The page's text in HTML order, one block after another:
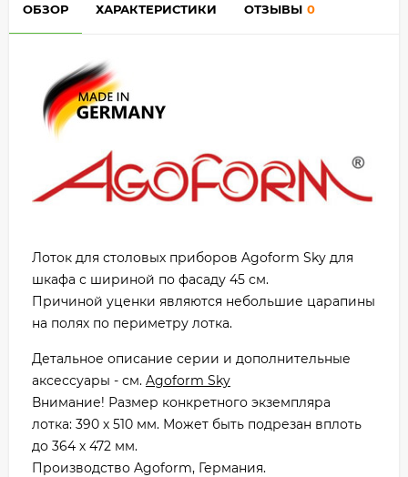
ОБЗОР ХАРАКТЕРИСТИКИ ОТЗЫВЫ 0
Лоток для столовых приборов Agoform Sky для
шкафа с шириной по фасаду 45 см.
Причиной уценки являются небольшие царапины
на полях по периметру лотка.
Детальное описание серии и дополнительные
аксессуары - см. Agoform Sky
Внимание! Размер конкретного экземпляра
лотка: 390 х 510 мм. Может быть подрезан вплоть
до 364 х 472 мм.
Производство Agoform, Германия.